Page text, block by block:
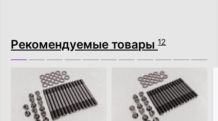
Рекомендуемые товары12